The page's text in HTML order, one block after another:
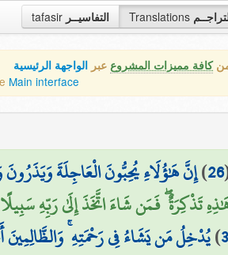
tafasir التفاسيــر Translations
منكافة مميزات المشروع عبر الواجهة الرئيسية
Main interface
26
)إِنَّ هَٰؤُلَاءِ يُحِبُّونَ الْعَاجِلَةَ وَيَذَرُونَ
تَذْكِرَةٌ ۖ فَمَن شَاءَ اتَّخَذَ إِلَىٰ رَبِّهِ سَبِيلًا
)يُدْخِلُ مَن يَشَاءُ فِي رَحْمَتِهِ ۚ وَالظَّالِمِينَ